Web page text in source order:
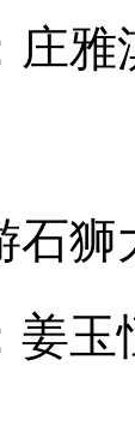
雅
狮
玉